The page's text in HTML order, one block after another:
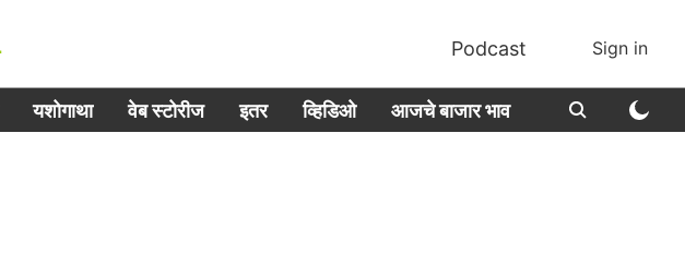
Podcast Sign in
यशोगाथा वेब स्टोरीज इतर व्हिडिओ आजचे बाजार भाव